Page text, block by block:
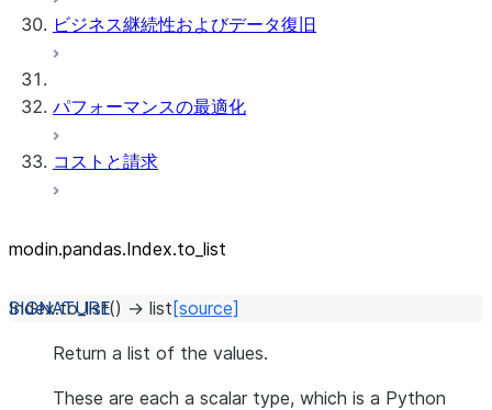
ビジネス継続性およびデータ復旧
パフォーマンスの最適化
コストと請求
modin.pandas.Index.to_list
Index.to_list() → list [source]
Return a list of the values.
These are each a scalar type, which is a Python